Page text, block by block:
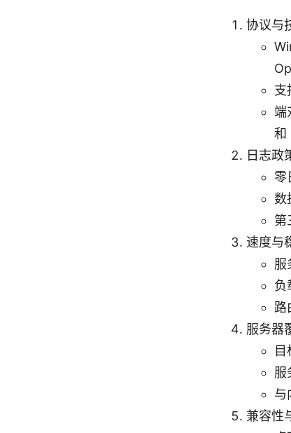
协议与
支
端
和
日志政
零
数
第
速度与
服
负
路
服务器
服
与
兼容性